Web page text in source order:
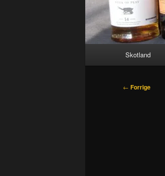
Skotland
← Forrige